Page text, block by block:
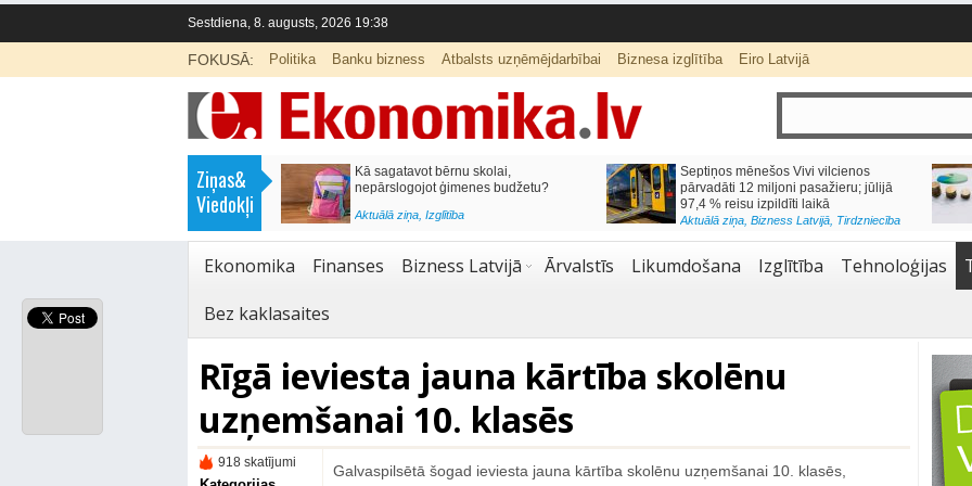
Sestdiena, 8. augusts, 2026 19:38
FOKUSĀ: Politika Banku bizness Atbalsts uzņēmējdarbībai Biznesa izglītība Eiro Latvijā
Ziņas&
Viedokļi
Labklājības ministrija rosina reformēt
un būtiski uzlabot vecāku pabalstu
Kā sagatavot bērnu skolai,
nepārslogojot ģimenes budžetu?
Aktuālā ziņa, Izglītība
Septiņos mēnešos Vivi vilcienos
pārvadāti 12 miljoni pasažieru; jūlijā
97,4 % reisu izpildīti laikā
Aktuālā ziņa, Bizness Latvijā, Tirdzniecība
Ekonomika Finanses Bizness Latvijā Ārvalstīs Likumdošana Izglītība Tehnoloģijas
Bez kaklasaites
Rīgā ieviesta jauna kārtība skolēnu
uzņemšanai 10. klasēs
918 skatījumi
Galvaspilsētā šogad ieviesta jauna kārtība skolēnu uzņemšanai 10. klasēs,